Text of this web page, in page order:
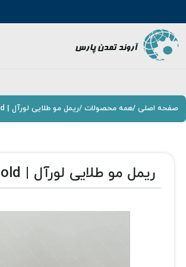
صفحه اصلی /همه محصولات /ریمل مو طلایی لورآل | L’Oréal Hair Mascara – Gold
ریمل مو طلایی لورآل | L’Oréal Hair Mascara – Gold